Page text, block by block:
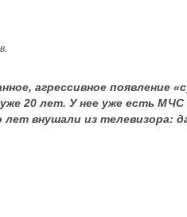
агрессивное
20 лет. У нее уже есть
внушали из телевизора: